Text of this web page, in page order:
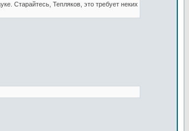
Старайтесь, Тепляков, это требует неких